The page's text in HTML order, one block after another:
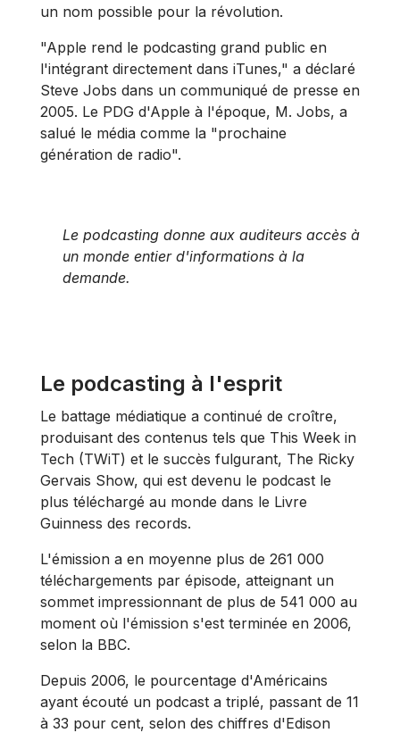
un nom possible pour la révolution.
"Apple rend le podcasting grand public en
l'intégrant directement dans iTunes," a déclaré
Steve Jobs dans un communiqué de presse en
2005. Le PDG d'Apple à l'époque, M. Jobs, a
salué le média comme la "prochaine
génération de radio".
Le podcasting donne aux auditeurs accès à
un monde entier d'informations à la
demande.
Le podcasting à l'esprit
Le battage médiatique a continué de croître,
produisant des contenus tels que This Week in
Tech (TWiT) et le succès fulgurant, The Ricky
Gervais Show, qui est devenu le podcast le
plus téléchargé au monde dans le Livre
Guinness des records.
L'émission a en moyenne plus de 261 000
téléchargements par épisode, atteignant un
sommet impressionnant de plus de 541 000 au
moment où l'émission s'est terminée en 2006,
selon la BBC.
Depuis 2006, le pourcentage d'Américains
ayant écouté un podcast a triplé, passant de 11
à 33 pour cent, selon des chiffres d'Edison